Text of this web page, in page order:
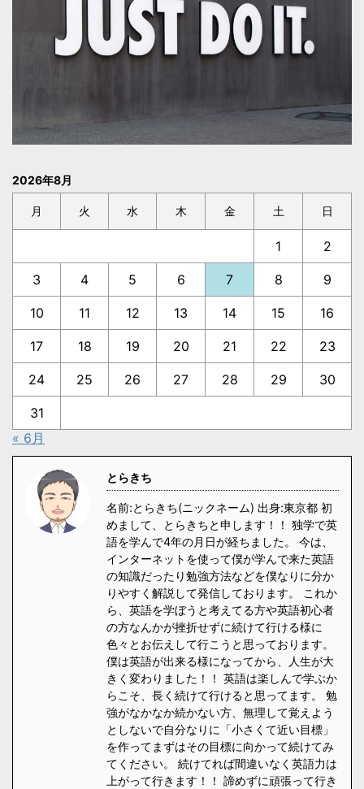
2026年8月
月 火 水 木 金 土 日
1 2
3 4 5 6 7 8 9
10 11 12 13 14 15 16
17 18 19 20 21 22 23
24 25 26 27 28 29 30
31
« 6月
とらきち
名前:とらきち(ニックネーム) 出身:東京都 初
めまして、とらきちと申します！！ 独学で英
語を学んで4年の月日が経ちました。 今は、
インターネットを使って僕が学んで来た英語
の知識だったり勉強方法などを僕なりに分か
りやすく解説して発信しております。 これか
ら、英語を学ぼうと考えてる方や英語初心者
の方なんかが挫折せずに続けて行ける様に
色々とお伝えして行こうと思っております。
僕は英語が出来る様になってから、人生が大
きく変わりました！！ 英語は楽しんで学ぶか
らこそ、長く続けて行けると思ってます。 勉
強がなかなか続かない方、無理して覚えよう
としないで自分なりに「小さくて近い目標」
を作ってまずはその目標に向かって続けてみ
てください。 続けてれば間違いなく英語力は
上がって行きます！！ 諦めずに頑張って行き